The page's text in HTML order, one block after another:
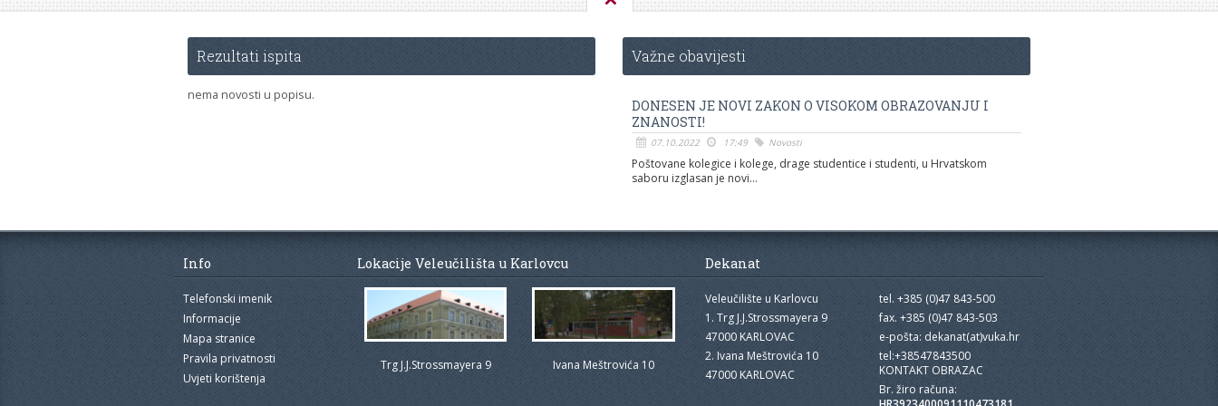
Rezultati ispita
nema novosti u popisu.
Važne obavijesti
DONESEN JE NOVI ZAKON O VISOKOM OBRAZOVANJU I
ZNANOSTI!
07.10.2022 17:49 Novosti
Poštovane kolegice i kolege, drage studentice i studenti, u Hrvatskom
saboru izglasan je novi...
Info
Telefonski imenik
Informacije
Mapa stranice
Pravila privatnosti
Uvjeti korištenja
Lokacije Veleučilišta u Karlovcu
Trg J.J.Strossmayera 9 Ivana Meštrovića 10
Dekanat
Veleučilište u Karlovcu
1. Trg J.J.Strossmayera 9
47000 KARLOVAC
2. Ivana Meštrovića 10
47000 KARLOVAC
tel. +385 (0)47 843-500
fax. +385 (0)47 843-503
e-pošta: dekanat(at)vuka.hr
tel:+38547843500
KONTAKT OBRAZAC
Br. žiro računa: